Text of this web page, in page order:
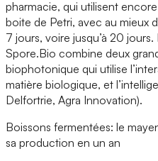
pharmacie, qui utilisent
boite de Petri, avec au mieux
7 jours, voire jusqu’à 20
Spore.Bio combine deux
biophotonique qui utilise
matière biologique, et
Delfortrie, Agra Innovation).
Boissons fermentées: le
sa production en un an